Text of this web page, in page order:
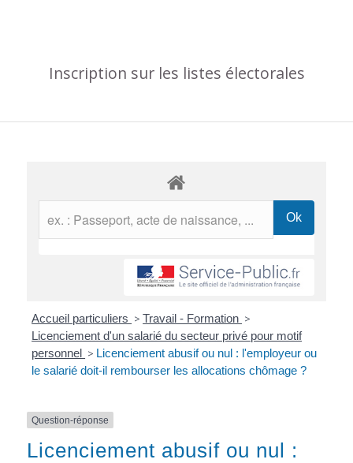
Inscription sur les listes électorales
Accueil particuliers > Travail - Formation >
Licenciement d'un salarié du secteur privé pour motif
personnel > Licenciement abusif ou nul : l'employeur ou
le salarié doit-il rembourser les allocations chômage ?
Question-réponse
Licenciement abusif ou nul :